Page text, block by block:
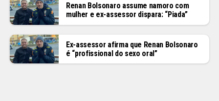
Renan Bolsonaro assume namoro com
mulher e ex-assessor dispara: “Piada”
Ex-assessor afirma que Renan Bolsonaro
é “profissional do sexo oral”